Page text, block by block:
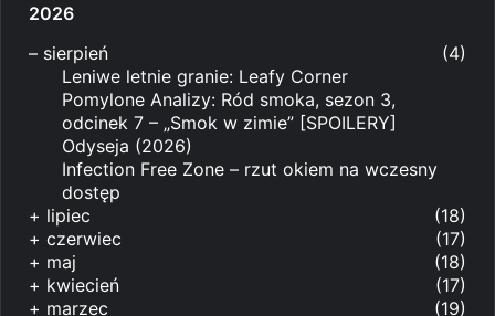
2026
– sierpień
(4)
Leniwe letnie granie: Leafy Corner
Pomylone Analizy: Ród smoka, sezon 3,
odcinek 7 – „Smok w zimie” [SPOILERY]
Odyseja (2026)
Infection Free Zone – rzut okiem na wczesny
dostęp
+ lipiec
(18)
+ czerwiec
(17)
+ maj
(18)
+ kwiecień
(17)
+ marzec
(19)